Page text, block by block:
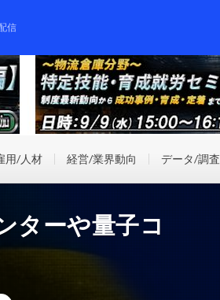
信
用/人材 経営/業界動向 データ/調査
ターや量子コ